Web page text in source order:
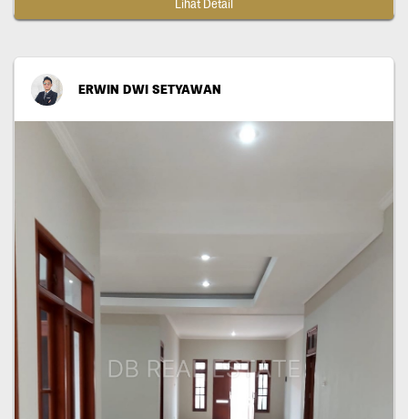
Lihat Detail
ERWIN DWI SETYAWAN